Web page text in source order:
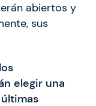
abiertos y
sus
elegir una